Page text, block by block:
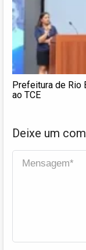
Prefeitura de Rio
ao TCE
Deixe um